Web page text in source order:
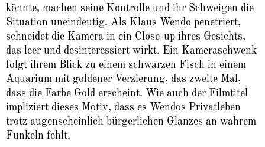
könnte, machen seine Kontrolle und ihr Schweigen die
Situation uneindeutig. Als Klaus Wendo penetriert,
schneidet die Kamera in ein Close-up ihres Gesichts,
das leer und desinteressiert wirkt. Ein Kameraschwenk
folgt ihrem Blick zu einem schwarzen Fisch in einem
Aquarium mit goldener Verzierung, das zweite Mal,
dass die Farbe Gold erscheint. Wie auch der Filmtitel
impliziert dieses Motiv, dass es Wendos Privatleben
trotz augenscheinlich bürgerlichen Glanzes an wahrem
Funkeln fehlt.